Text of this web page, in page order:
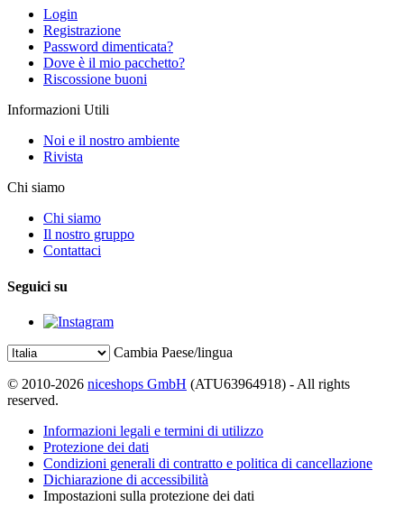
Login
Registrazione
Password dimenticata?
Dove è il mio pacchetto?
Riscossione buoni
Informazioni Utili
Noi e il nostro ambiente
Rivista
Chi siamo
Chi siamo
Il nostro gruppo
Contattaci
Seguici su
Cambia Paese/lingua
© 2010-2026 niceshops GmbH (ATU63964918) - All rights
reserved.
Informazioni legali e termini di utilizzo
Protezione dei dati
Condizioni generali di contratto e politica di cancellazione
Dichiarazione di accessibilità
Impostazioni sulla protezione dei dati